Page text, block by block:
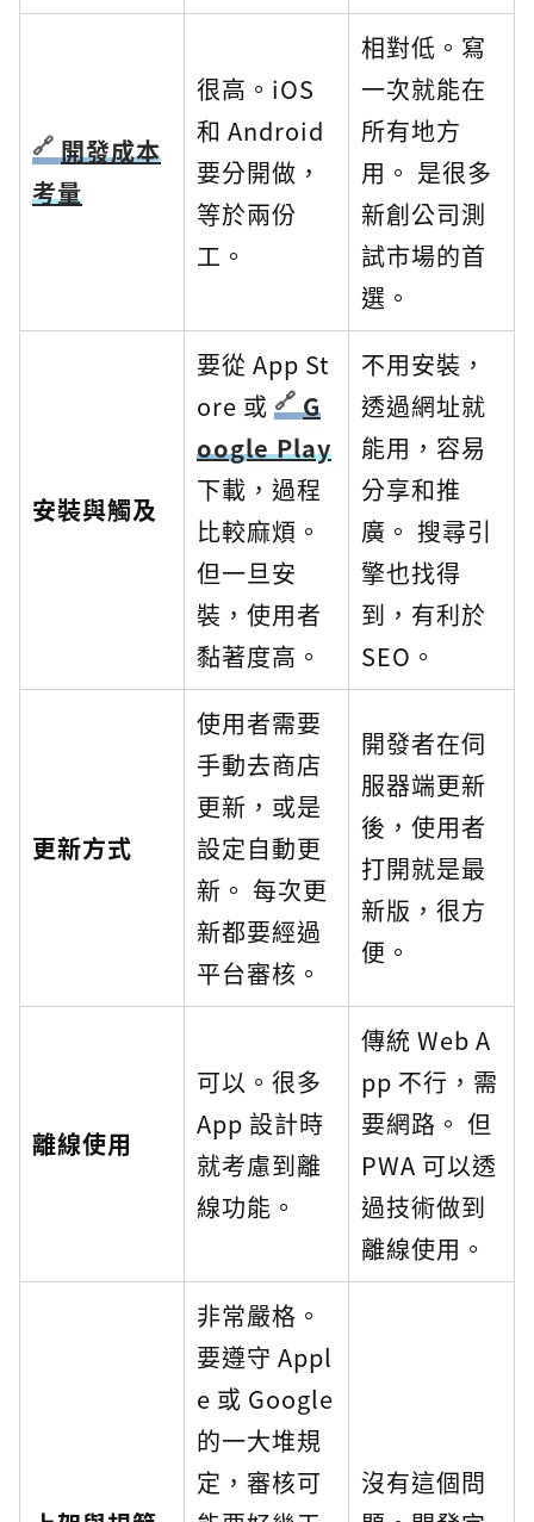
開發成本
考量
很高。iOS
和 Android
要分開做，
等於兩份
工。
相對低。寫
一次就能在
所有地方
用。 是很多
新創公司測
試市場的首
選。
安裝與觸及
要從 App St
ore 或
G
oogle Play
下載，過程
比較麻煩。
但一旦安
裝，使用者
黏著度高。
不用安裝，
透過網址就
能用，容易
分享和推
廣。 搜尋引
擎也找得
到，有利於
SEO。
更新方式
使用者需要
手動去商店
更新，或是
設定自動更
新。 每次更
新都要經過
平台審核。
開發者在伺
服器端更新
後，使用者
打開就是最
新版，很方
便。
離線使用
可以。很多
App 設計時
就考慮到離
線功能。
傳統 Web A
pp 不行，需
要網路。 但
PWA 可以透
過技術做到
離線使用。
非常嚴格。
要遵守 Appl
e 或 Google
的一大堆規
定，審核可
沒有這個問